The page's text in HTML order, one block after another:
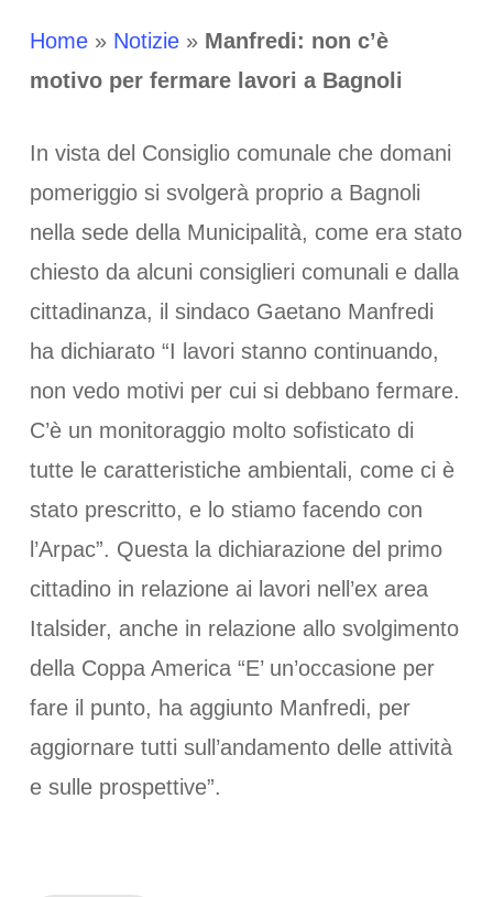
Home» Notizie» Manfredi: non c’è
motivo per fermare lavori a Bagnoli
In vista del Consiglio comunale che domani
pomeriggio si svolgerà proprio a Bagnoli
nella sede della Municipalità, come era stato
chiesto da alcuni consiglieri comunali e dalla
cittadinanza, il sindaco Gaetano Manfredi
ha dichiarato “I lavori stanno continuando,
non vedo motivi per cui si debbano fermare.
C’è un monitoraggio molto sofisticato di
tutte le caratteristiche ambientali, come ci è
stato prescritto, e lo stiamo facendo con
l’Arpac”. Questa la dichiarazione del primo
cittadino in relazione ai lavori nell’ex area
Italsider, anche in relazione allo svolgimento
della Coppa America “E’ un’occasione per
fare il punto, ha aggiunto Manfredi, per
aggiornare tutti sull’andamento delle attività
e sulle prospettive”.